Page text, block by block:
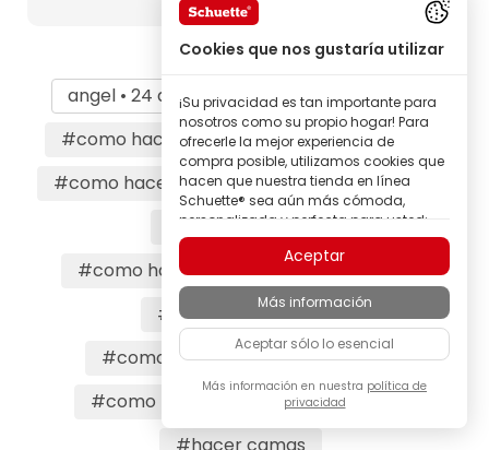
angel • 24 de enero de 2025
#cama
#como hacer cama
#hacer la cama
#como hacer una cama
#hacer cama
#cama perfecta
#como hacer una cama con sabanas
#cama bien hecha
#como hacer la cama perfecta
#como poner sábanas en la cama
#hacer camas
Cookies que nos gustaría utilizar
¡Su privacidad es tan importante para
nosotros como su propio hogar! Para
ofrecerle la mejor experiencia de
compra posible, utilizamos cookies que
hacen que nuestra tienda en línea
Schuette® sea aún más cómoda,
personalizada y perfecta para usted;
todo para que pueda descubrir
productos de la marca Schuette® con
la mejor calidad.
Algunas de estas cookies son
necesarias para que nuestra tienda
Schuette® funcione de forma fiable;
otras nos permiten personalizar los
contenidos y anuncios según sus
intereses, o participar de manera
completamente anónima en el análisis
del comportamiento de los visitantes.
Aceptar
Más información
Aceptar sólo lo esencial
Más información en nuestra política de
privacidad